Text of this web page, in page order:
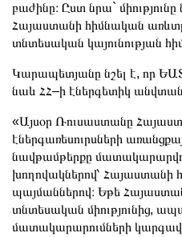
բաժինը։ Ըստ նրա`
Հայաստանի հիմնական
տնտեսական կայունության
Կարապետյանը նշել է, որ
նաև ՀՀ–ի էներգետիկ
«Այսօր Ռուսաստանը
էներգառեսուրսների
նավթամթերքը
խողովակներով՝ Հայաստանի
պայմաններով։ Եթե
տնտեսական միությունից,
մատակարարումների